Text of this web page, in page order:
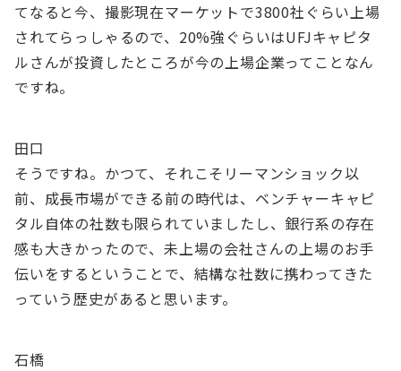
てなると今、撮影現在マーケットで3800社ぐらい上場
されてらっしゃるので、20%強ぐらいはUFJキャピタ
ルさんが投資したところが今の上場企業ってことなん
ですね。
田口
そうですね。かつて、それこそリーマンショック以
前、成長市場ができる前の時代は、ベンチャーキャピ
タル自体の社数も限られていましたし、銀行系の存在
感も大きかったので、未上場の会社さんの上場のお手
伝いをするということで、結構な社数に携わってきた
っていう歴史があると思います。
石橋